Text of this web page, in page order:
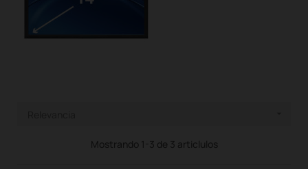
Mostrando 1-3 de 3 articlulos